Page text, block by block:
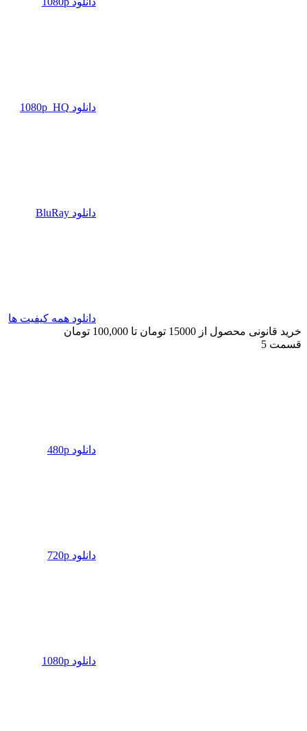
دانلود 1080p_HQ
دانلود BluRay
دانلود همه کیفیت ها
خرید قانونی محصول از 15000 تومان تا 100,000 تومان
قسمت 5
دانلود 480p
دانلود 720p
دانلود 1080p